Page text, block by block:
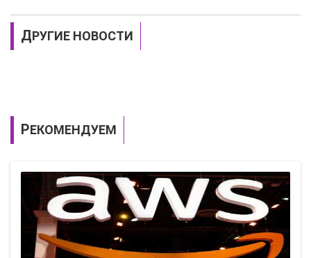
ДРУГИЕ НОВОСТИ
РЕКОМЕНДУЕМ